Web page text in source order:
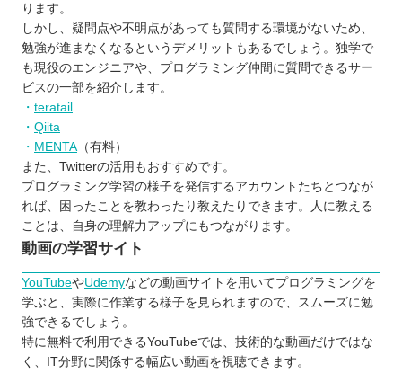
ります。
しかし、疑問点や不明点があっても質問する環境がないため、
勉強が進まなくなるというデメリットもあるでしょう。独学で
も現役のエンジニアや、プログラミング仲間に質問できるサー
ビスの一部を紹介します。
teratail
Qiita
MENTA （有料）
また、Twitterの活用もおすすめです。
プログラミング学習の様子を発信するアカウントたちとつなが
れば、困ったことを教わったり教えたりできます。人に教える
ことは、自身の理解力アップにもつながります。
動画の学習サイト
YouTubeやUdemyなどの動画サイトを用いてプログラミングを
学ぶと、実際に作業する様子を見られますので、スムーズに勉
強できるでしょう。
特に無料で利用できるYouTubeでは、技術的な動画だけではな
く、IT分野に関係する幅広い動画を視聴できます。